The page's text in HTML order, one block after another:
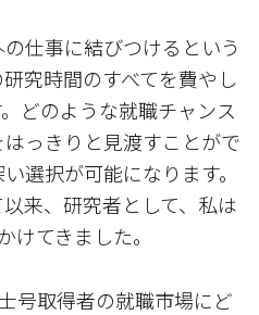
仕事に結びつけるという
究時間のすべてを費やし
どのような就職チャンス
っきりと見渡すことがで
選択が可能になります。
来、研究者として、私は
けてきました。
号取得者の就職市場にど